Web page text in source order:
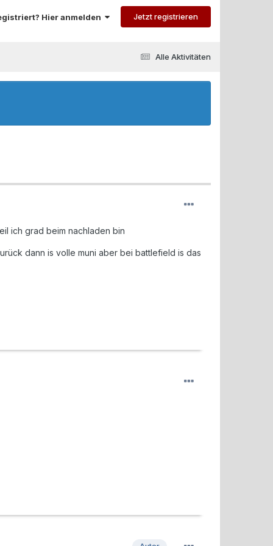
Hier anmelden Jetzt registrieren
Alle Aktivitäten
ich grad beim nachladen bin
dann is volle muni aber bei battlefield is das